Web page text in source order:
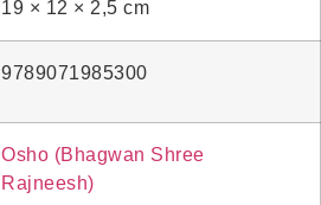
19 × 12 × 2,5 cm
9789071985300
Osho (Bhagwan Shree
Rajneesh)